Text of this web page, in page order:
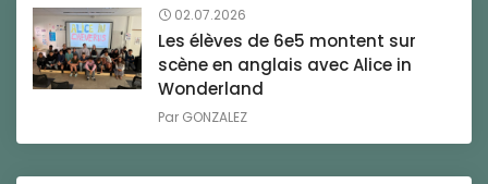
02.07.2026
Les élèves de 6e5 montent sur
scène en anglais avec Alice in
Wonderland
Par GONZALEZ